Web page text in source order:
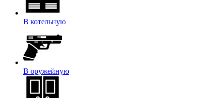
В котельную
В оружейную